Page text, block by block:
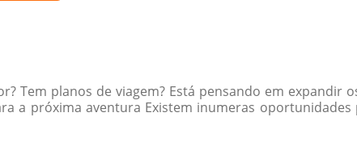
Tem planos de viagem? Está pensando em expandir
a próxima aventura Existem inumeras